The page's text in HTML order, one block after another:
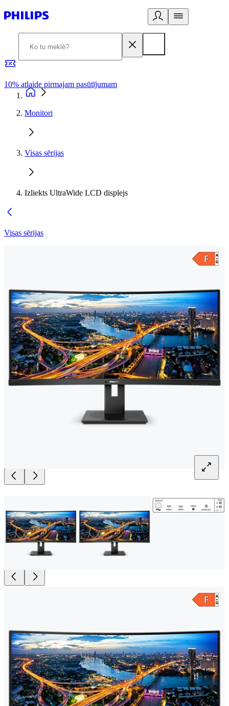
10% atlaide pirmajam pasūtījumam
Monitori
Visas sērijas
Izliekts UltraWide LCD displejs
Visas sērijas